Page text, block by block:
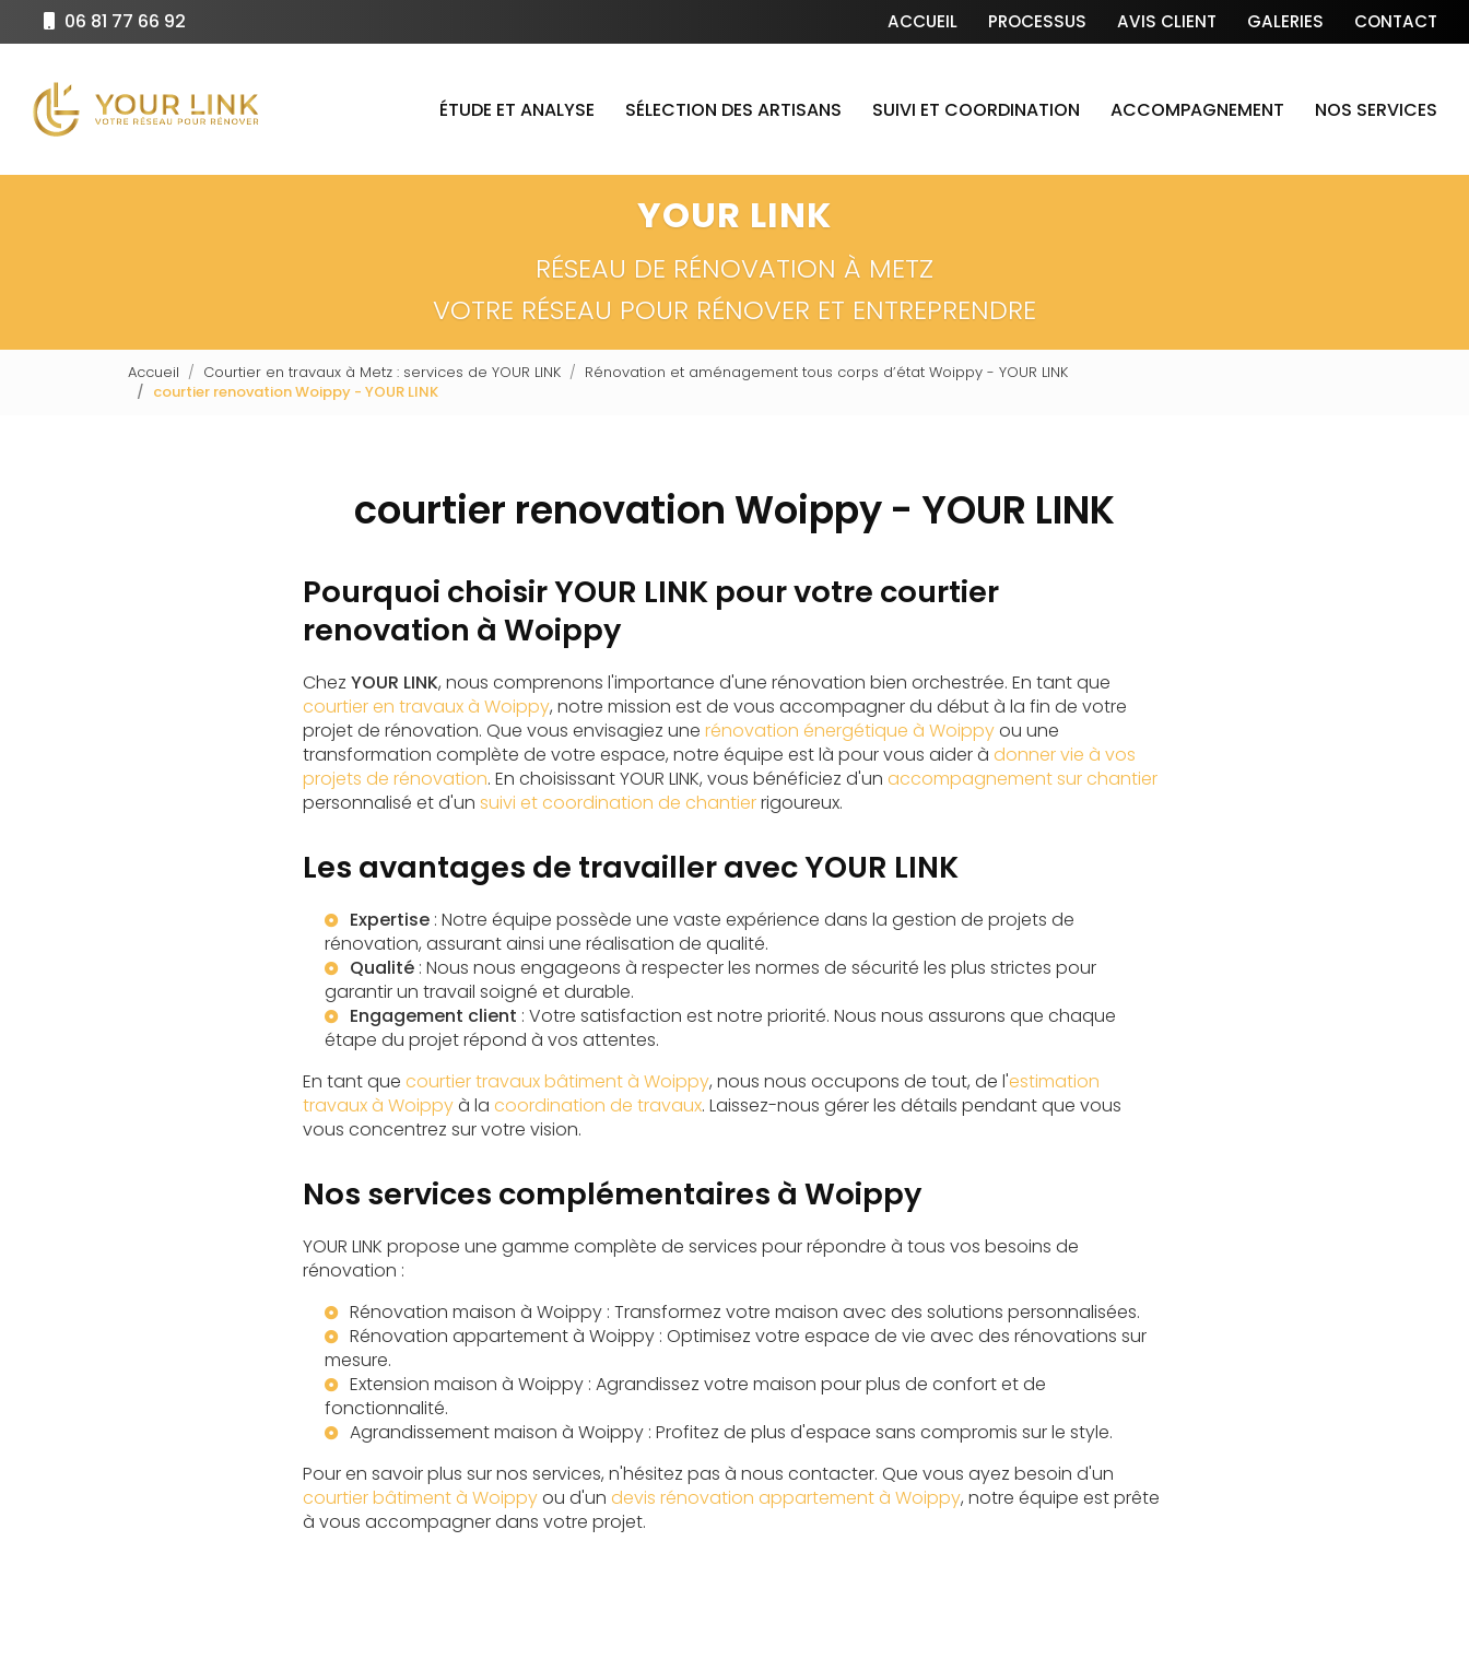
principal
06 81 77 66 92 Navigation secondaire
ACCUEIL PROCESSUS AVIS CLIENT GALERIES CONTACT
ÉTUDE ET ANALYSE SÉLECTION DES ARTISANS SUIVI ET COORDINATION ACCOMPAGNEMENT NOS SERVICES
YOUR LINK
RÉSEAU DE RÉNOVATION À METZ
VOTRE RÉSEAU POUR RÉNOVER ET ENTREPRENDRE
Accueil Courtier en travaux à Metz : services de YOUR LINK
Rénovation et aménagement tous corps d’état Woippy - YOUR LINK
courtier renovation Woippy - YOUR LINK
courtier renovation Woippy - YOUR LINK
Pourquoi choisir YOUR LINK pour votre courtier
renovation à Woippy
Chez YOUR LINK, nous comprenons l'importance d'une rénovation bien orchestrée. En tant que
courtier en travaux à Woippy, notre mission est de vous accompagner du début à la fin de votre
projet de rénovation. Que vous envisagiez une rénovation énergétique à Woippyou une
transformation complète de votre espace, notre équipe est là pour vous aider à donner vie à vos
projets de rénovation. En choisissant YOUR LINK, vous bénéficiez d'un accompagnement sur chantier
personnalisé et d'un suivi et coordination de chantierrigoureux.
Les avantages de travailler avec YOUR LINK
Expertise : Notre équipe possède une vaste expérience dans la gestion de projets de
rénovation, assurant ainsi une réalisation de qualité.
Qualité : Nous nous engageons à respecter les normes de sécurité les plus strictes pour
garantir un travail soigné et durable.
Engagement client : Votre satisfaction est notre priorité. Nous nous assurons que chaque
étape du projet répond à vos attentes.
En tant que courtier travaux bâtiment à Woippy, nous nous occupons de tout, de l'estimation
travaux à Woippyà la coordination de travaux. Laissez-nous gérer les détails pendant que vous
vous concentrez sur votre vision.
Nos services complémentaires à Woippy
YOUR LINK propose une gamme complète de services pour répondre à tous vos besoins de
rénovation :
Rénovation maison à Woippy : Transformez votre maison avec des solutions personnalisées.
Rénovation appartement à Woippy : Optimisez votre espace de vie avec des rénovations sur
mesure.
Extension maison à Woippy : Agrandissez votre maison pour plus de confort et de
fonctionnalité.
Agrandissement maison à Woippy : Profitez de plus d'espace sans compromis sur le style.
Pour en savoir plus sur nos services, n'hésitez pas à nous contacter. Que vous ayez besoin d'un
courtier bâtiment à Woippyou d'un devis rénovation appartement à Woippy, notre équipe est prête
à vous accompagner dans votre projet.